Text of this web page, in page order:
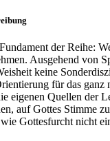
der Reihe:
Ausgehend von
keine
für das ganz
eigenen Quellen der
auf Gottes Stimme
Gottesfurcht nicht